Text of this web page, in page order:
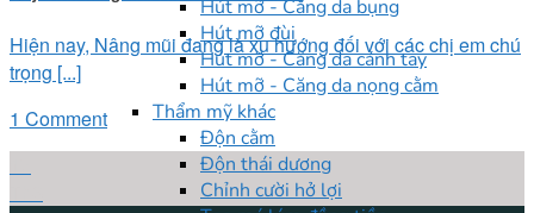
Hút mỡ - Căng da bụng
Hút mỡ đùi
Hút mỡ - Căng da cánh tay
Hút mỡ - Căng da nọng cằm
Thẩm mỹ khác
Độn cằm
Độn thái dương
Chỉnh cười hở lợi
Hiện nay, Nâng mũi đang là xu hướng đối với các chị em chú
trọng [...]
1 Comment